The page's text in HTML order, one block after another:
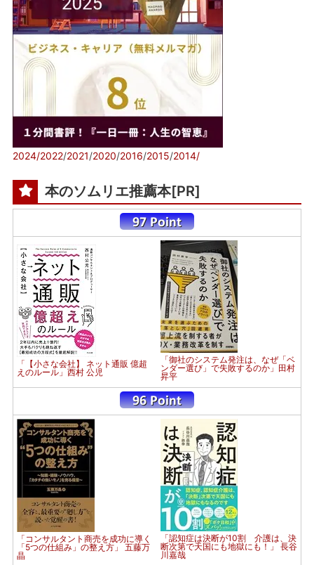
2024/2022/2021/2020/2016/2015/2014/
本のソムリエ推薦本[PR]
「【小さな会社】 ネット通販 億超
えのルール」西村 公児
「御社のシステム発注は、なぜ「ベ
ンダー選び」で失敗するのか」田村
昇平
「コンサルタント商売を成功に導く
「5つの仕組み」の整え方」 五藤万
晶
「認知症は決断が10割 介護は、決
断次第で天国にも地獄にも！」 長谷
川嘉哉